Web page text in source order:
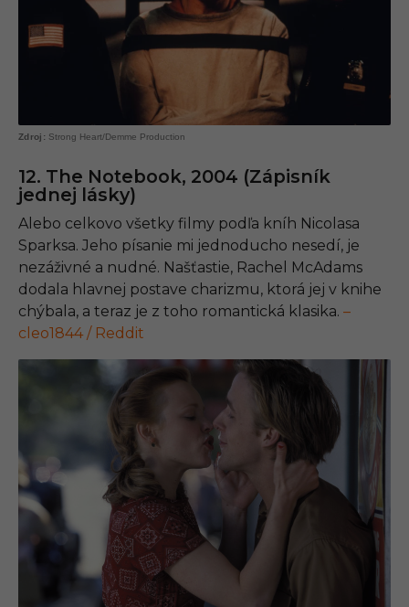
Strong Heart/Demme Production
12. The Notebook, 2004 (Zápisník
jednej lásky)
Alebo celkovo všetky filmy podľa kníh Nicolasa
Sparksa. Jeho písanie mi jednoducho nesedí, je
nezáživné a nudné. Našťastie, Rachel McAdams
dodala hlavnej postave charizmu, ktorá jej v knihe
chýbala, a teraz je z toho romantická klasika. –
cleo1844 / Reddit